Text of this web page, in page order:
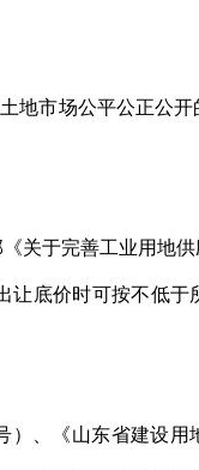
地市场公平公正公
关于完善工业用地
让底价时可按不低
、《山东省建设用